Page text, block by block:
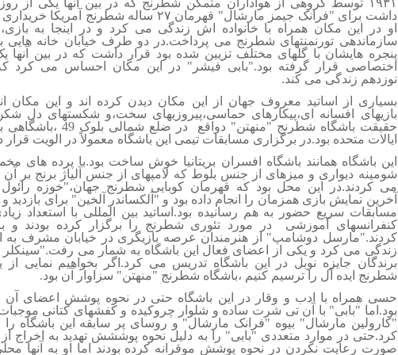
داشت برای "فرانک جیمز مارشال" قهرمان ۲۷ ساله شطرنج
او در این مکان همراه با خانواده اش زندگی می کرد و در اینجا به
سازماندهی تورنمنتهای شطرنج می پرداخت.در دو طرف خیابان خانه هایی
پنجره هایشان با گلهای مختلف تزیین شده بود قرار داشت که در بین آنها
اختصاصی قرار گرفته بود."بابی فیشر" در این مکان احساس می کرد
نوزدهم زندگی می کند.
بسیاری از اساتید معروف جهان از این مکان دیدن کرده اند و این مکان
بازیهای افسانه ای،پیکارهای حماسی،پیروزیهای سخت،و شکستهای دل
حقیقت باشگاه شطرنج "منهتن" دواقع در
ایالات متحده بود.در برگزاری مسابقات تیمی این باشگاه معمولاً در الویت
این باشگاه همانند باشگاه افسران بریتانیا خوش ساخت بود.با پرده های
شومینه دیواری و میزهای از جنس بلوط که لامپهای از جنس آلیاژ برنج بر آن
می کردند.در این محل بود که قهرمان کوبایی شطرنج جهان،"خوزه رائول
آخرین نمایش بازی همزمان را انجام داده بود و "آلکساندر آلخین" برای
مسابقات سریع حضور به هم رسانیده بود.اساتید بین المللی با استعداد
کنفرانسهای آموزشی در مورد تئوری شطرنج را برگزار کرده بودند و
کردند."مارسل دوشامپ" از هنرمندان عرصه بازیگری در خیابان مشرف به
زندگی می کرد و یکی از اعضای فعال این باشگاه به شمار می رفت."سینکلر
برندگان جایزه نوبل در این باشگاه تدریس می کرد.اگر بخواهیم نمایی از
شطرنج ایده آل را ترسیم کنیم ،باشگاه شطرنج "منهتن" سزاوار آن بود.
حسی همراه با ادب و وقار در این باشگاه حتی در نحوه پوشش اعضای آن
بود.اما "بابی" با آن تی شرت ساده و شلوار چروکیده و کفشهای کتانی
"کارولین مارشال" بیوه "فرانک مارشال" و روسای پر سابقه این باشگاه
کرد.حتی در موارد متعددی "بابی" را به دلیل نحوه پوششش تهدید به اخراج از
صورت رعایت نکردن در نحوه پوشش موقرانه کرده بودند اما او به آنها